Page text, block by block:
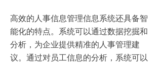
高效的人事信息管理信息系统还具备智
能化的特点。系统可以通过数据挖掘和
分析，为企业提供精准的人事管理建
议。通过对员工信息的分析，系统可以